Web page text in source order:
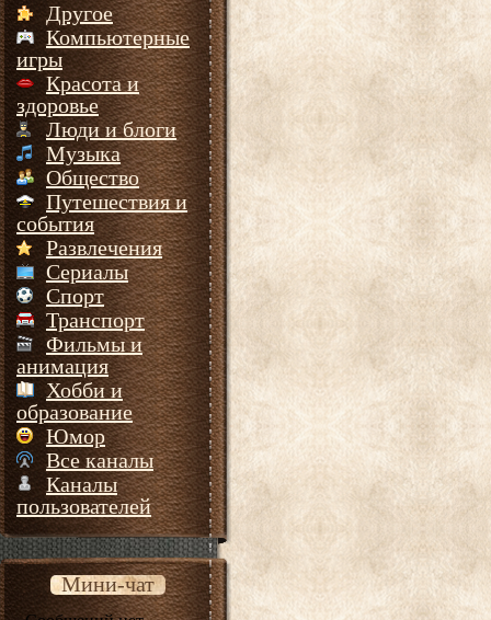
Другое
Компьютерные
игры
Красота и
здоровье
Люди и блоги
Музыка
Общество
Путешествия и
события
Развлечения
Сериалы
Спорт
Транспорт
Фильмы и
анимация
Хобби и
образование
Юмор
Все каналы
Каналы
пользователей
Мини-чат